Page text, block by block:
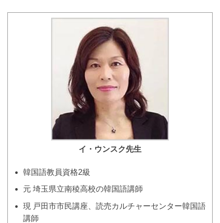
イ・ウンスク先生
韓国語教員資格2級
元 埼玉県立南稜高校の韓国語講師
現 戸田市市民講座、読売カルチャーセンター韓国語
講師